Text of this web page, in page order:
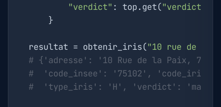
"verdict" : top.get("verdict"
    }
resultat = obtenir_iris("10 rue de la
# {'adresse': '10 Rue de la Paix,
#  'code_insee': '75102',
#  'type_iris': 'H', 'verdict':